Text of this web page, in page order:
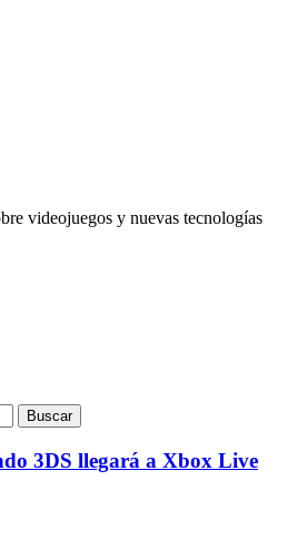
videojuegos y nuevas tecnologías
3DS llegará a Xbox Live